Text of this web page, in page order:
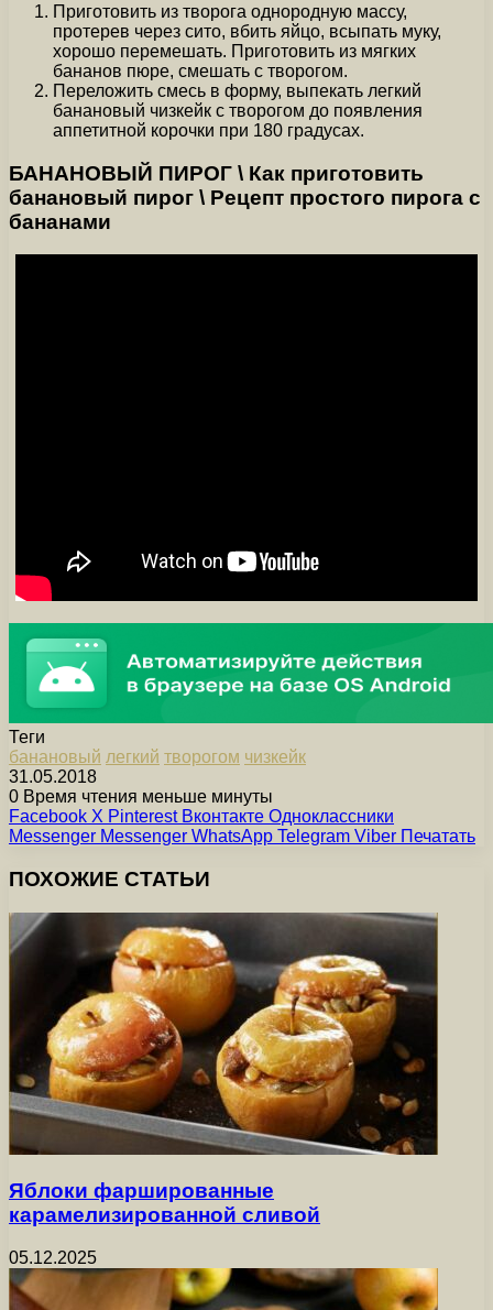
Приготовить из творога однородную массу,
протерев через сито, вбить яйцо, всыпать муку,
хорошо перемешать. Приготовить из мягких
бананов пюре, смешать с творогом.
Переложить смесь в форму, выпекать легкий
банановый чизкейк с творогом до появления
аппетитной корочки при 180 градусах.
БАНАНОВЫЙ ПИРОГ \ Как приготовить
банановый пирог \ Рецепт простого пирога с
бананами
Теги
банановый легкий творогом чизкейк
31.05.2018
0 Время чтения меньше минуты
Facebook X Pinterest Вконтакте Одноклассники
Messenger Messenger WhatsApp Telegram Viber Печатать
ПОХОЖИЕ СТАТЬИ
Яблоки фаршированные
карамелизированной сливой
05.12.2025